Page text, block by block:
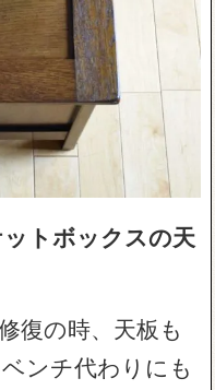
トボックスの天
復の時、天板も
ンチ代わりにも